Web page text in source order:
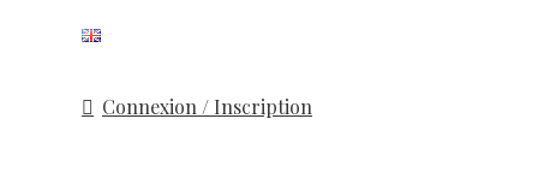
Connexion / Inscription